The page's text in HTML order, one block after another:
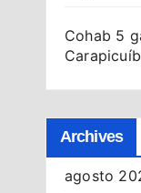
Cohab 5
Archives
agosto